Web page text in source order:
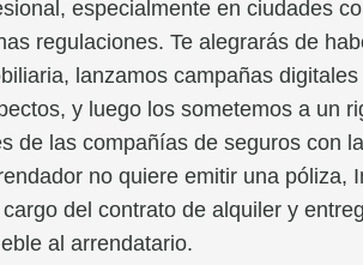
especialmente en ciudades
regulaciones. Te alegrarás de
lanzamos campañas
y luego los sometemos a un
de las compañías de seguros con
no quiere emitir una póliza,
del contrato de alquiler y
al arrendatario.